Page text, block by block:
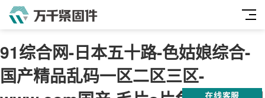
91综合网-日本五十路-色姑娘综合-
国产精品乱码一区二区三区-